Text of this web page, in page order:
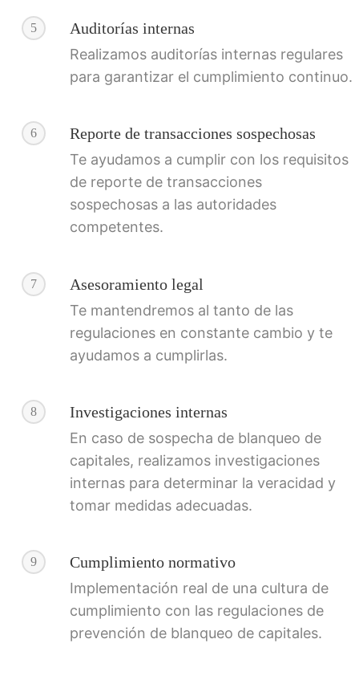
5 Auditorías internas
Realizamos auditorías internas regulares
para garantizar el cumplimiento continuo.
6 Reporte de transacciones sospechosas
Te ayudamos a cumplir con los requisitos
de reporte de transacciones
sospechosas a las autoridades
competentes.
7 Asesoramiento legal
Te mantendremos al tanto de las
regulaciones en constante cambio y te
ayudamos a cumplirlas.
8 Investigaciones internas
En caso de sospecha de blanqueo de
capitales, realizamos investigaciones
internas para determinar la veracidad y
tomar medidas adecuadas.
9 Cumplimiento normativo
Implementación real de una cultura de
cumplimiento con las regulaciones de
prevención de blanqueo de capitales.